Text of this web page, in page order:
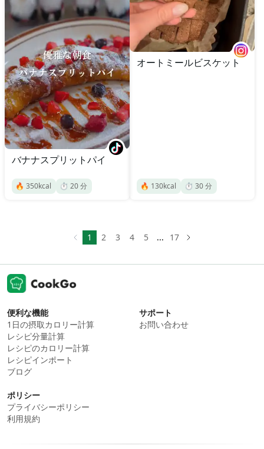
バナナスプリットパイ
🔥 350kcal ⏱️ 20分
オートミールビスケット
🔥 130kcal ⏱️ 30分
1 2 3 4 5 ... 17
便利な機能
1日の摂取カロリー計算
レシピ分量計算
レシピのカロリー計算
レシピインポート
ブログ
サポート
お問い合わせ
ポリシー
プライバシーポリシー
利用規約